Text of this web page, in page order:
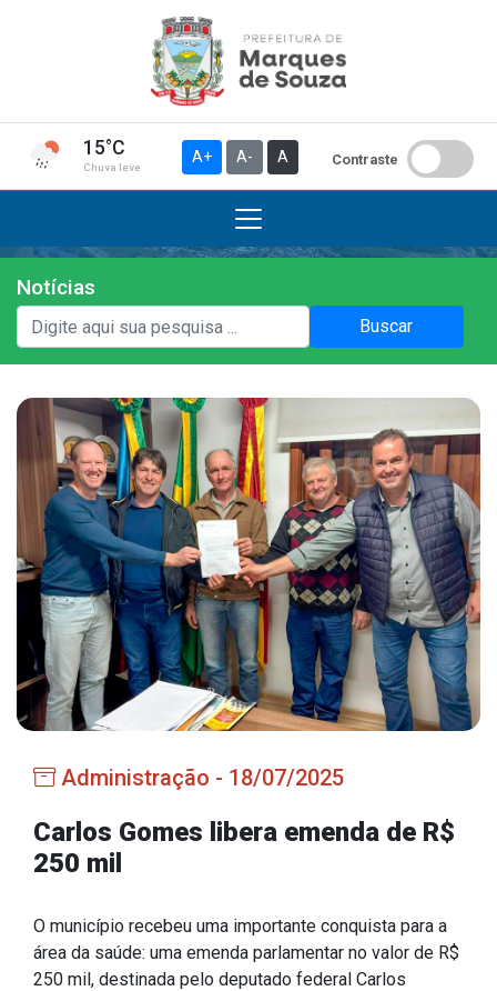
15°C
Chuva leve
A+ A- A Contraste
Institucional
A Prefeitura
Gabinete do Vice-prefeito
História do Município
Símbolos Oficiais
Estrutura Organizacional
Secretarias
Administração
Agricultura e Meio Ambiente
Educação, Cultura, Desporto e Turismo
Obras
Saúde
Serviços
Notícias
Buscar
Administração - 18/07/2025
Carlos Gomes libera emenda de R$
250 mil
O município recebeu uma importante conquista para a
área da saúde: uma emenda parlamentar no valor de R$
250 mil, destinada pelo deputado federal Carlos